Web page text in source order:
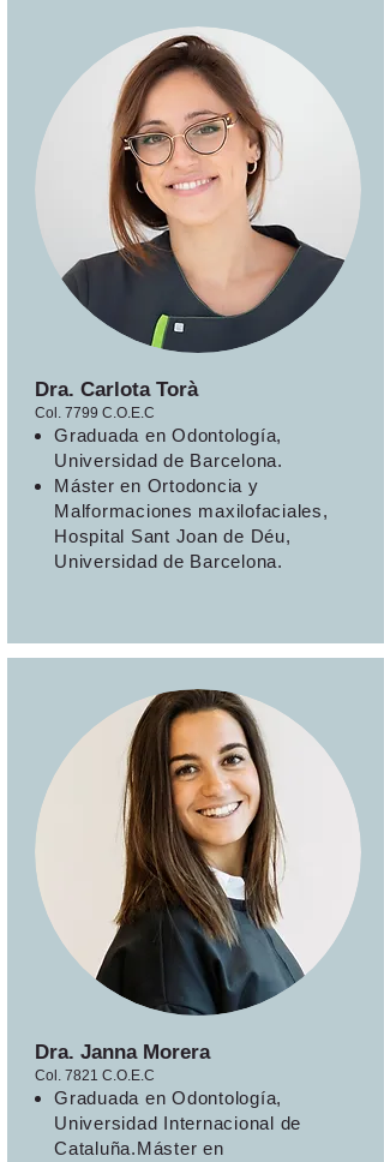
Dra. Carlota Torà
Col. 7799 C.O.E.C
Graduada en Odontología,
Universidad de Barcelona.
Máster en Ortodoncia y
Malformaciones maxilofaciales,
Hospital Sant Joan de Déu,
Universidad de Barcelona.
Dra. Janna Morera
Col. 7821 C.O.E.C
Graduada en Odontología,
Universidad Internacional de
Cataluña.Máster en